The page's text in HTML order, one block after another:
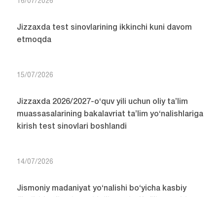
16/07/2026
Jizzaxda test sinovlarining ikkinchi kuni davom
etmoqda
15/07/2026
Jizzaxda 2026/2027-o‘quv yili uchun oliy ta’lim
muassasalarining bakalavriat ta’lim yo‘nalishlariga
kirish test sinovlari boshlandi
14/07/2026
Jismoniy madaniyat yo‘nalishi bo‘yicha kasbiy